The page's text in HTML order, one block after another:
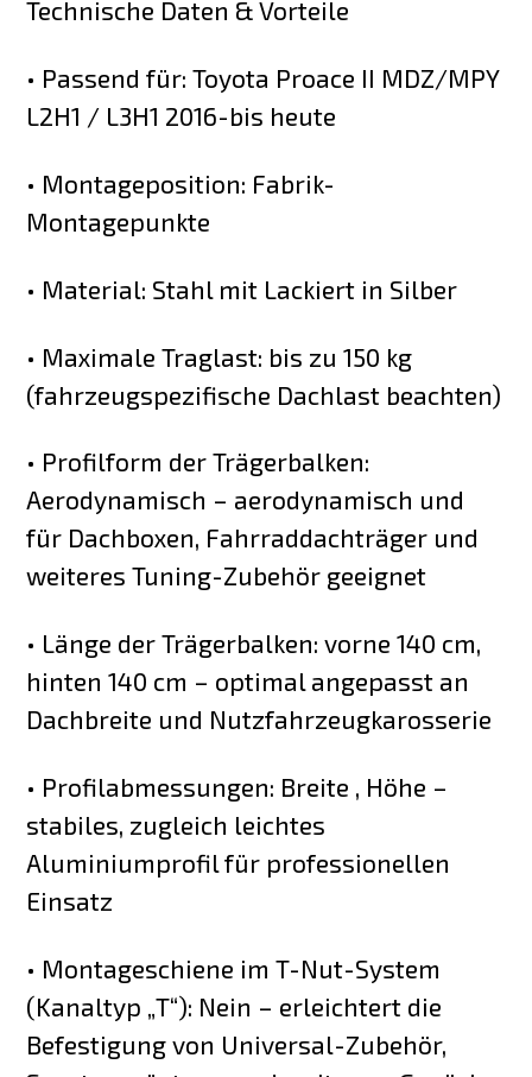
Technische Daten & Vorteile
• Passend für: Toyota Proace II MDZ/MPY
L2H1 / L3H1 2016-bis heute
• Montageposition: Fabrik-
Montagepunkte
• Material: Stahl mit Lackiert in Silber
• Maximale Traglast: bis zu 150 kg
(fahrzeugspezifische Dachlast beachten)
• Profilform der Trägerbalken:
Aerodynamisch – aerodynamisch und
für Dachboxen, Fahrraddachträger und
weiteres Tuning-Zubehör geeignet
• Länge der Trägerbalken: vorne 140 cm,
hinten 140 cm – optimal angepasst an
Dachbreite und Nutzfahrzeugkarosserie
• Profilabmessungen: Breite , Höhe –
stabiles, zugleich leichtes
Aluminiumprofil für professionellen
Einsatz
• Montageschiene im T-Nut-System
(Kanaltyp „T“): Nein – erleichtert die
Befestigung von Universal-Zubehör,